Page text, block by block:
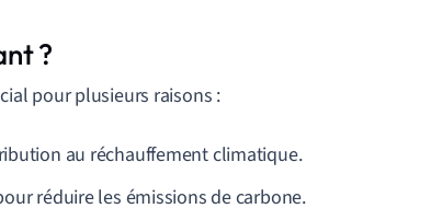
?
pour plusieurs raisons :
au réchauffement climatique.
réduire les émissions de carbone.